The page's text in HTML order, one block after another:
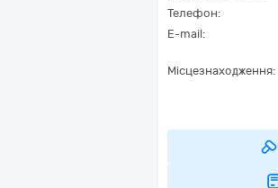
Телефон:
E-mail:
Місцезнаходження: